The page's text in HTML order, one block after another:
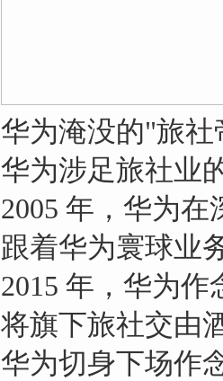
华为淹没的"旅社
华为涉足旅社业
2005 年，华为
跟着华为寰球业
2015 年，华为
将旗下旅社交由
华为切身下场作